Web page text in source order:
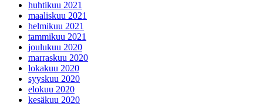
huhtikuu 2021
maaliskuu 2021
helmikuu 2021
tammikuu 2021
joulukuu 2020
marraskuu 2020
lokakuu 2020
syyskuu 2020
elokuu 2020
kesäkuu 2020